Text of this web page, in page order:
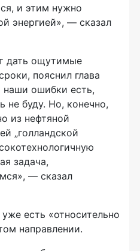
и этим нужно
энергией», — сказал
дать ощутимые
пояснил глава
наши ошибки есть,
не буду. Но, конечно,
из нефтяной
„голландской
задача,
— сказал
есть «относительно
направлении.